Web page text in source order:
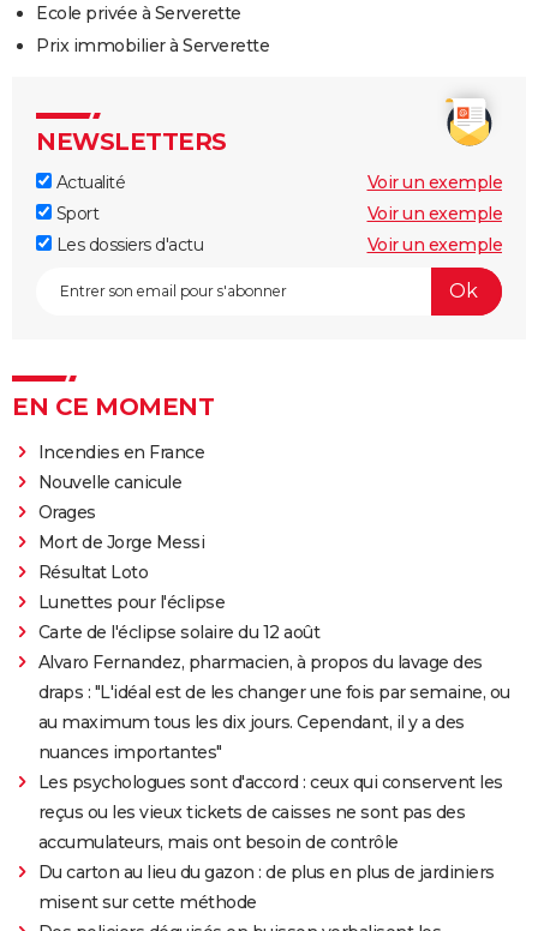
Ecole privée à Serverette
Prix immobilier à Serverette
NEWSLETTERS
Actualité
Voir un exemple
Sport
Voir un exemple
Les dossiers d'actu
Voir un exemple
EN CE MOMENT
Incendies en France
Nouvelle canicule
Orages
Mort de Jorge Messi
Résultat Loto
Lunettes pour l'éclipse
Carte de l'éclipse solaire du 12 août
Alvaro Fernandez, pharmacien, à propos du lavage des
draps : "L'idéal est de les changer une fois par semaine, ou
au maximum tous les dix jours. Cependant, il y a des
nuances importantes"
Les psychologues sont d'accord : ceux qui conservent les
reçus ou les vieux tickets de caisses ne sont pas des
accumulateurs, mais ont besoin de contrôle
Du carton au lieu du gazon : de plus en plus de jardiniers
misent sur cette méthode